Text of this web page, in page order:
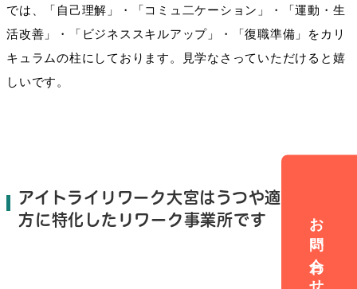
では、「自己理解」・「コミュ二ケーション」・「運動・生
活改善」・「ビジネススキルアップ」・「復職準備」をカリ
キュラムの柱にしております。見学なさっていただけると嬉
しいです。
アイトライリワーク大宮はうつや適応障害の
方に特化したリワーク事業所です
お問い合わせ